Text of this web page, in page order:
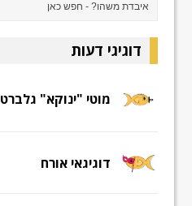
דוגיגי דעות
מוטי "ינוקא" גלברט
דוגיגאי אורח